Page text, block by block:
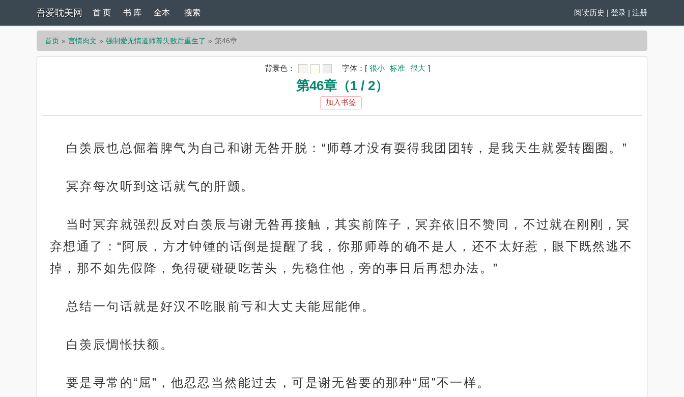
吾爱耽美网 阅读历史 | 登录 | 注册
首 页 书 库 全本 搜索
首页 言情肉文 强制爱无情道师尊失败后重生了 第46章
背景色： 字体： [ 很小 标准 很大 ]
第46章（1 / 2）
加入书签
白羡辰也总倔着脾气为自己和谢无咎开脱：“师尊才没有耍得我团团转，是我天生就爱转圈圈。”
冥弃每次听到这话就气的肝颤。
当时冥弃就强烈反对白羡辰与谢无咎再接触，其实前阵子，冥弃依旧不赞同，不过就在刚刚，冥
弃想通了：“阿辰，方才钟锺的话倒是提醒了我，你那师尊的确不是人，还不太好惹，眼下既然逃不
掉，那不如先假降，免得硬碰硬吃苦头，先稳住他，旁的事日后再想办法。”
总结一句话就是好汉不吃眼前亏和大丈夫能屈能伸。
白羡辰惆怅扶额。
要是寻常的“屈”，他忍忍当然能过去，可是谢无咎要的那种“屈”不一样。